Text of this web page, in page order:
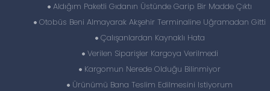
Aldığım Paketli Gıdanın Üstünde Garip Bir Madde Çıktı
Otobüs Beni Almayarak Akşehir Terminaline Uğramadan Gitti
Çalışanlardan Kaynaklı Hata
Verilen Siparişler Kargoya Verilmedi
Kargomun Nerede Olduğu Bilinmiyor
Ürünümü Bana Teslim Edilmesini Istiyorum